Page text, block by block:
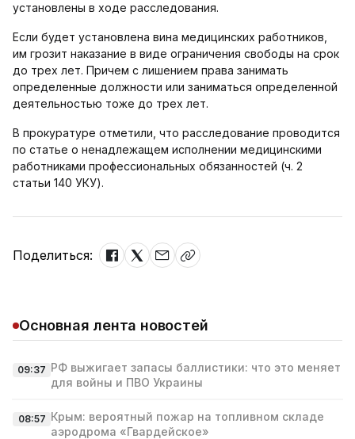
установлены в ходе расследования.
Если будет установлена вина медицинских работников,
им грозит наказание в виде ограничения свободы на срок
до трех лет. Причем с лишением права занимать
определенные должности или заниматься определенной
деятельностью тоже до трех лет.
В прокуратуре отметили, что расследование проводится
по статье о ненадлежащем исполнении медицинскими
работниками профессиональных обязанностей (ч. 2
статьи 140 УКУ).
Поделиться:
Основная лента новостей
09:37 РФ выжигает запасы баллистики: что это меняет
для войны и ПВО Украины
08:57 Крым: вероятный пожар на топливном складе
аэродрома «Гвардейское»